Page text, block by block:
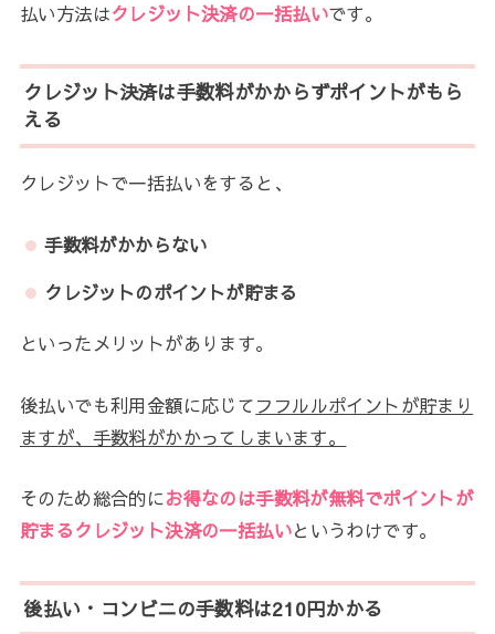
払い方法はクレジット決済の一括払いです。
クレジット決済は手数料がかからずポイントがもら
える
クレジットで一括払いをすると、
手数料がかからない
クレジットのポイントが貯まる
といったメリットがあります。
後払いでも利用金額に応じてフフルルポイントが貯まり
ますが、手数料がかかってしまいます。
そのため総合的にお得なのは手数料が無料でポイントが
貯まるクレジット決済の一括払いというわけです。
後払い・コンビニの手数料は210円かかる